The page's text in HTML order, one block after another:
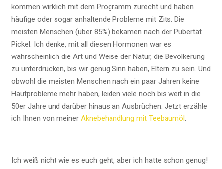
W
I
T
T
R
E
B
O
O
T
E
E
T
K
E
I
kommen wirklich mit dem Programm zurecht und haben
häufige oder sogar anhaltende Probleme mit Zits. Die
meisten Menschen (über 85%) bekamen nach der Pubertät
Pickel. Ich denke, mit all diesen Hormonen war es
wahrscheinlich die Art und Weise der Natur, die Bevölkerung
zu unterdrücken, bis wir genug Sinn haben, Eltern zu sein. Und
obwohl die meisten Menschen nach ein paar Jahren keine
Hautprobleme mehr haben, leiden viele noch bis weit in die
50er Jahre und darüber hinaus an Ausbrüchen. Jetzt erzähle
ich Ihnen von meiner Aknebehandlung mit Teebaumöl
Ich weiß nicht wie es euch geht, aber ich hatte schon genug!